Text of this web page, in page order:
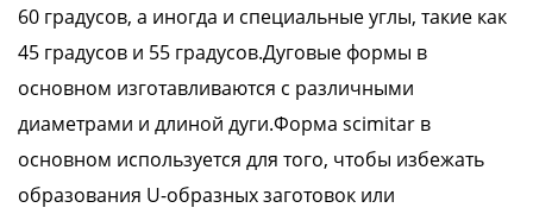
60 градусов, а иногда и специальные углы, такие как
45 градусов и 55 градусов.Дуговые формы в
основном изготавливаются с различными
диаметрами и длиной дуги.Форма scimitar в
основном используется для того, чтобы избежать
образования U-образных заготовок или